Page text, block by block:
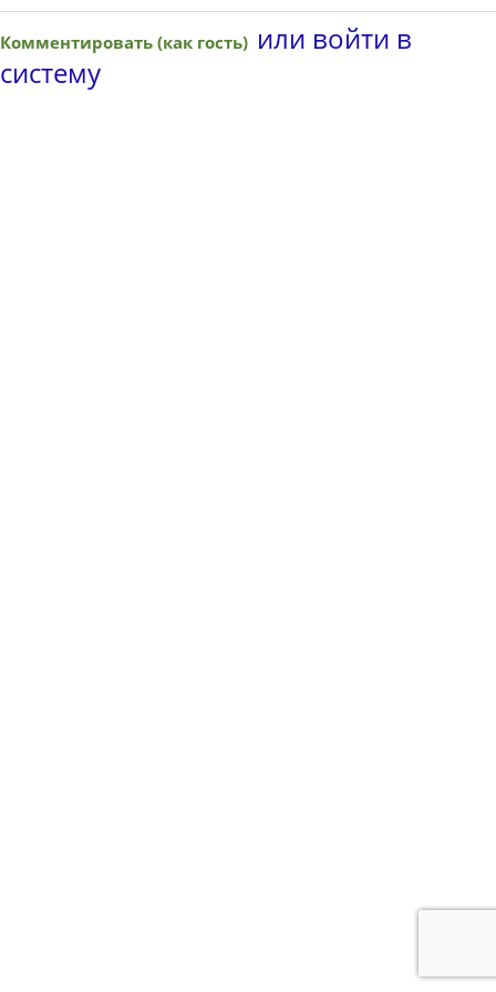
Комментировать (как гость) или войти в
систему